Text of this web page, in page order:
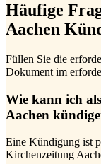
Häufige
Aachen
Füllen Sie die
Dokument im
Wie kann ich
Aachen
Eine Kündigung ist
Kirchenzeitung